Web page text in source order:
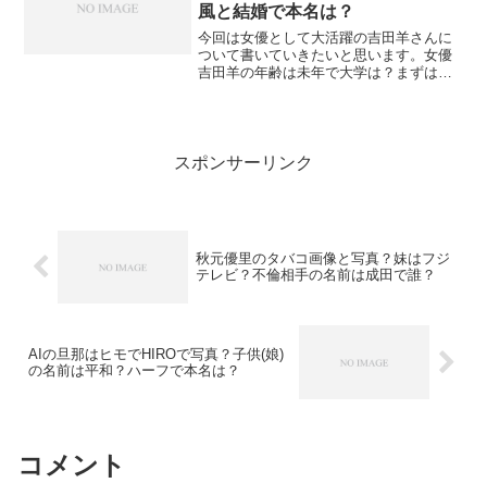
風と結婚で本名は？
今回は女優として大活躍の吉田羊さんに
ついて書いていきたいと思います。女優
吉田羊の年齢は未年で大学は？まずは吉
スポンサーリンク
秋元優里のタバコ画像と写真？妹はフジ
テレビ？不倫相手の名前は成田で誰？
AIの旦那はヒモでHIROで写真？子供(娘)
の名前は平和？ハーフで本名は？
コメント